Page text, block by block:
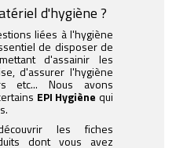
d'hygiène ?
liées à l'hygiène
de disposer de
d'assainir les
d'assurer l'hygiène
etc... Nous avons
EPI Hygiène qui
les fiches
dont vous avez